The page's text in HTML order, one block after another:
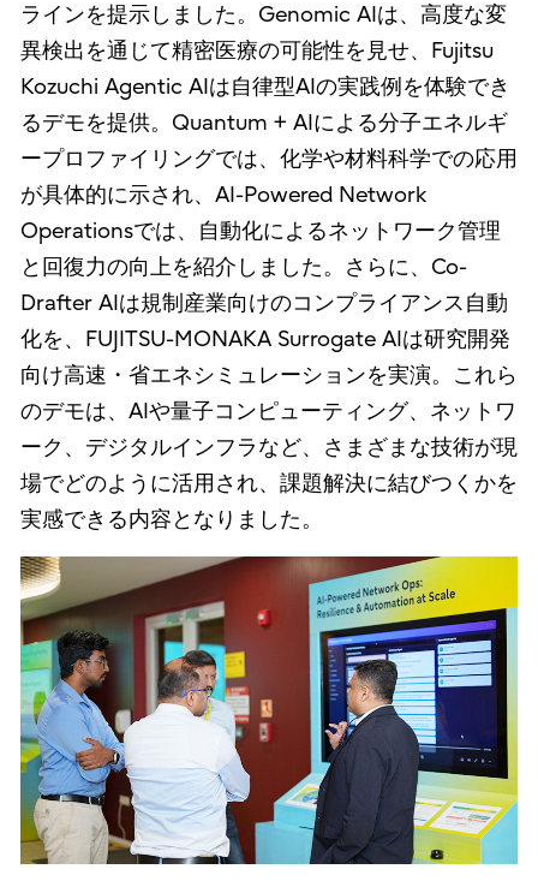
ラインを提示しました。Genomic AIは、高度な変
異検出を通じて精密医療の可能性を見せ、Fujitsu
Kozuchi Agentic AIは自律型AIの実践例を体験でき
るデモを提供。Quantum + AIによる分子エネルギ
ープロファイリングでは、化学や材料科学での応用
が具体的に示され、AI-Powered Network
Operationsでは、自動化によるネットワーク管理
と回復力の向上を紹介しました。さらに、Co-
Drafter AIは規制産業向けのコンプライアンス自動
化を、FUJITSU-MONAKA Surrogate AIは研究開発
向け高速・省エネシミュレーションを実演。これら
のデモは、AIや量子コンピューティング、ネットワ
ーク、デジタルインフラなど、さまざまな技術が現
場でどのように活用され、課題解決に結びつくかを
実感できる内容となりました。